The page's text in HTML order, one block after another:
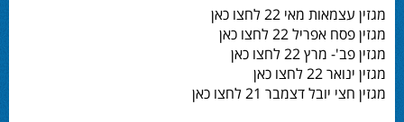
מגזין עצמאות מאי 22 לחצו כאן
מגזין פסח אפריל 22 לחצו כאן
מגזין פב'- מרץ 22 לחצו כאן
מגזין ינואר 22 לחצו כאן
מגזין חצי יובל דצמבר 21 לחצו כאן